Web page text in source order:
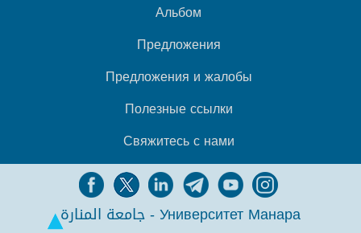
Альбом
Предложения
Предложения и жалобы
Полезные ссылки
Свяжитесь с нами
جامعة المنارة - Университет Манара